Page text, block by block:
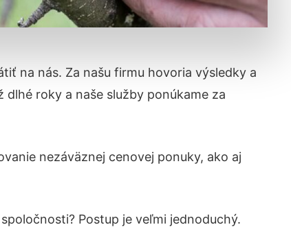
na nás. Za našu firmu hovoria výsledky a
dlhé roky a naše služby ponúkame za
nezáväznej cenovej ponuky, ako aj
Postup je veľmi jednoduchý.